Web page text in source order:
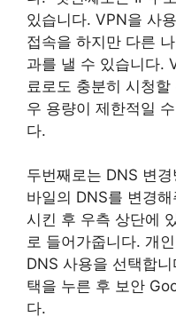
있습니다. VPN을 사
접속을 하지만 다른
과를 낼 수 있습니다.
료로도 충분히 시청
우 용량이 제한적일
다.
두번째로는 DNS 변
바일의 DNS를 변경
시킨 후 우측 상단에
로 들어가줍니다. 개
DNS 사용을 선택합
택을 누른 후 보안
다.